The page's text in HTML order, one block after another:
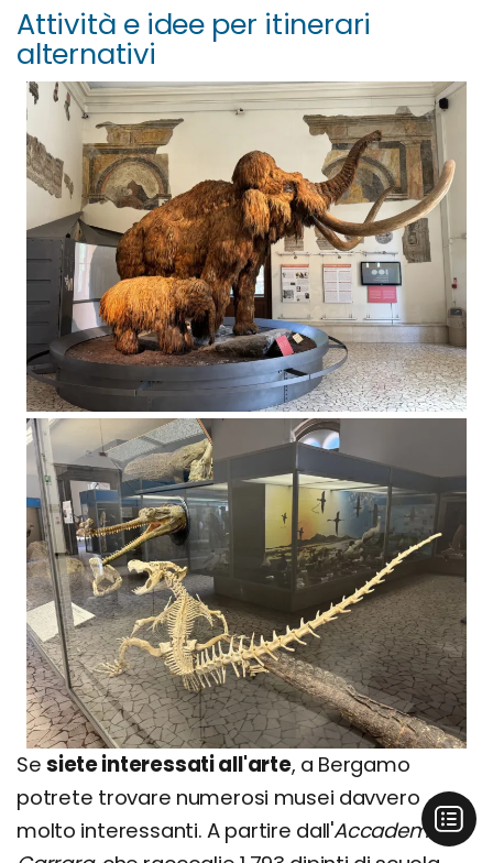
Attività e idee per itinerari
alternativi
Se siete interessati all'arte, a Bergamo
potrete trovare numerosi musei davvero
molto interessanti. A partire dall'Accademia